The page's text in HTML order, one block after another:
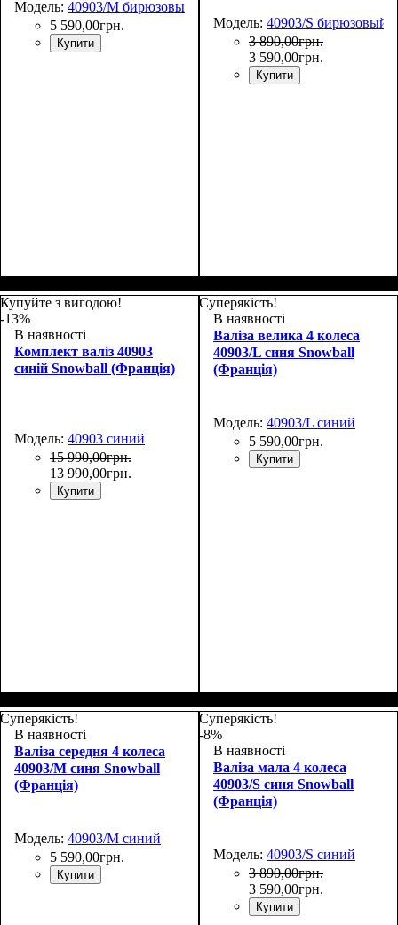
Модель: 40903/M бирюзовый
5 590,00грн.
Купити
67х44х27+5
Модель: 40903/S бирюзовый
3 890,00грн.
3 590,00грн.
Купити
55х38х24+5
Купуйте з вигодою!
-13%
В наявності
Комплект валіз 40903
синій Snowball (Франція)
Модель: 40903 синий
15 990,00грн.
13 990,00грн.
Купити
Суперякість!
В наявності
Валіза велика 4 колеса
40903/L синя Snowball
(Франція)
Модель: 40903/L синий
5 590,00грн.
Купити
77х51х31+5
Суперякість!
В наявності
Валіза середня 4 колеса
40903/M синя Snowball
(Франція)
Модель: 40903/M синий
5 590,00грн.
Купити
Суперякість!
-8%
В наявності
Валіза мала 4 колеса
40903/S синя Snowball
(Франція)
Модель: 40903/S синий
3 890,00грн.
3 590,00грн.
Купити